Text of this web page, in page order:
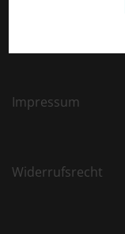
Impressum
Widerrufsrecht